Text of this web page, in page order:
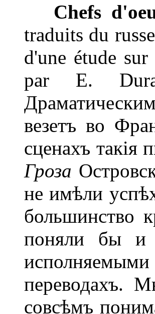
Chefs
traduits du
d'une étude
par E.
везетъ во
сценахъ такія
Гроза
не имѣли
большинство
поняли бы и
переводахъ.
совсѣмъ